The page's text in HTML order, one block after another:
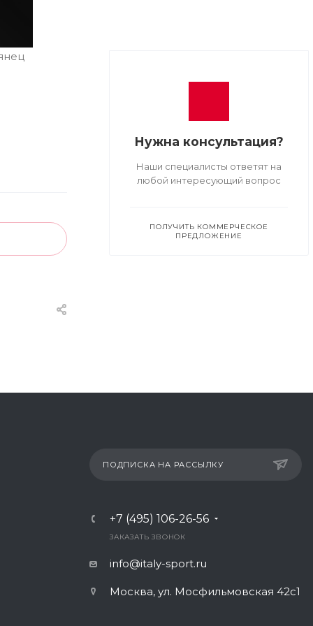
Нужна консультация?
Наши специалисты ответят на
любой интересующий вопрос
ПОЛУЧИТЬ КОММЕРЧЕСКОЕ
ПРЕДЛОЖЕНИЕ
ПОДПИСКА НА РАССЫЛКУ
+7 (495) 106-26-56
ЗАКАЗАТЬ ЗВОНОК
info@italy-sport.ru
Москва, ул. Мосфильмовская 42с1